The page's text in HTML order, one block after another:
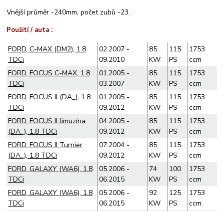
Vnější průměr -240mm, počet zubů -23.
Použití / auta :
FORD, C-MAX (DM2), 1.8
TDCi
02.2007 -
09.2010
85
KW
115
PS
1753
ccm
FORD, FOCUS C-MAX, 1.8
TDCi
01.2005 -
03.2007
85
KW
115
PS
1753
ccm
FORD, FOCUS II (DA_), 1.8
TDCi
01.2005 -
09.2012
85
KW
115
PS
1753
ccm
FORD, FOCUS II limuzína
(DA_), 1.8 TDCi
04.2005 -
09.2012
85
KW
115
PS
1753
ccm
FORD, FOCUS II Turnier
(DA_), 1.8 TDCi
07.2004 -
09.2012
85
KW
115
PS
1753
ccm
FORD, GALAXY (WA6), 1.8
TDCi
05.2006 -
06.2015
74
KW
100
PS
1753
ccm
FORD, GALAXY (WA6), 1.8
TDCi
05.2006 -
06.2015
92
KW
125
PS
1753
ccm